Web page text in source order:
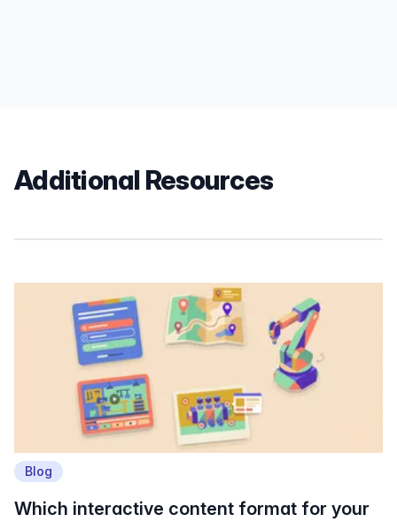
Additional Resources
Blog
Which interactive content format for your